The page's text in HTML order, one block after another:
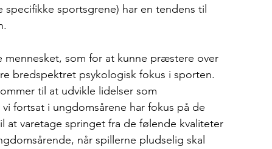
sportsgrene) har en tendens til
mennesket, som for at kunne præstere over
bredspektret psykologisk fokus i sporten.
til at udvikle lidelser som
fortsat i ungdomsårene har fokus på de
at varetage springet fra de følende kvaliteter
når spillerne pludselig skal